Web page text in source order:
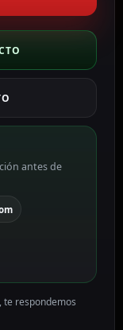
antes de
te respondemos